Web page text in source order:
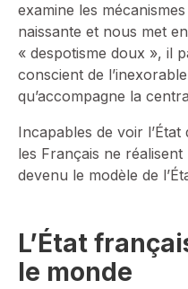
examine les
naissante et nous met
« despotisme doux », il
conscient de
qu’accompagne la
Incapables de voir
les Français ne réalisent
devenu le modèle de
L’État
le monde